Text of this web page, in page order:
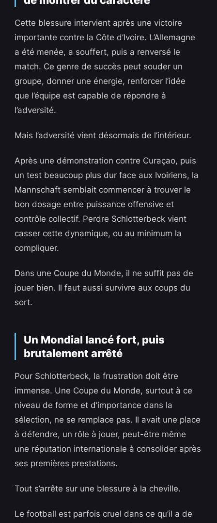
Cette blessure intervient après une victoire
importante contre la Côte d’Ivoire. L’Allemagne
a été menée, a souffert, puis a renversé le
match. Ce genre de succès peut souder un
groupe, donner une énergie, renforcer l’idée
que l’équipe est capable de répondre à
l’adversité.
Mais l’adversité vient désormais de l’intérieur.
Après une démonstration contre Curaçao, puis
un test beaucoup plus dur face aux Ivoiriens, la
Mannschaft semblait commencer à trouver le
bon dosage entre puissance offensive et
contrôle collectif. Perdre Schlotterbeck vient
casser cette dynamique, ou au minimum la
compliquer.
Dans une Coupe du Monde, il ne suffit pas de
jouer bien. Il faut aussi survivre aux coups du
sort.
Un Mondial lancé fort, puis
brutalement arrêté
Pour Schlotterbeck, la frustration doit être
immense. Une Coupe du Monde, surtout à ce
niveau de forme et d’importance dans la
sélection, ne se remplace pas. Il avait une place
à défendre, un rôle à jouer, peut-être même
une réputation internationale à consolider après
ses premières prestations.
Tout s’arrête sur une blessure à la cheville.
Le football est parfois cruel dans ce qu’il a de